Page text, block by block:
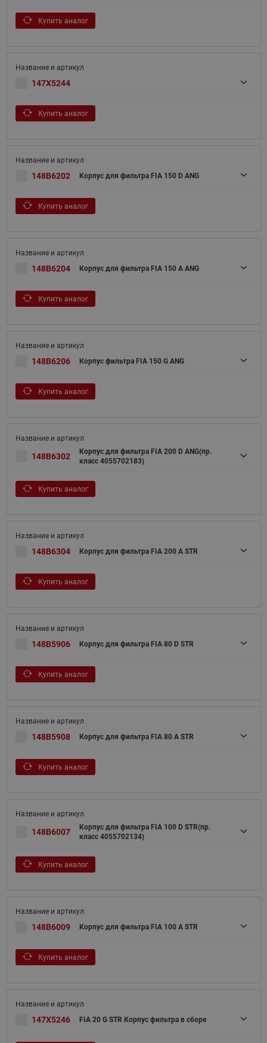
Купить аналог
147X5244
Купить аналог
148B6202 Корпус для фильтра FIA 150 D ANG
Купить аналог
148B6204 Корпус для фильтра FIA 150 A ANG
Купить аналог
148B6206 Корпус фильтра FIA 150 G ANG
Купить аналог
148B6302
Корпус для фильтра FIA 200 D ANG(пр.
класс 4055702183)
Купить аналог
148B6304 Корпус для фильтра FIA 200 A STR
Купить аналог
148B5906 Корпус для фильтра FIA 80 D STR
Купить аналог
148B5908 Корпус для фильтра FIA 80 A STR
Купить аналог
148B6007
Корпус для фильтра FIA 100 D STR(пр.
класс 4055702134)
Купить аналог
148B6009 Корпус для фильтра FIA 100 A STR
Купить аналог
147X5246 FIA 20 G STR Корпус фильтра в сборе